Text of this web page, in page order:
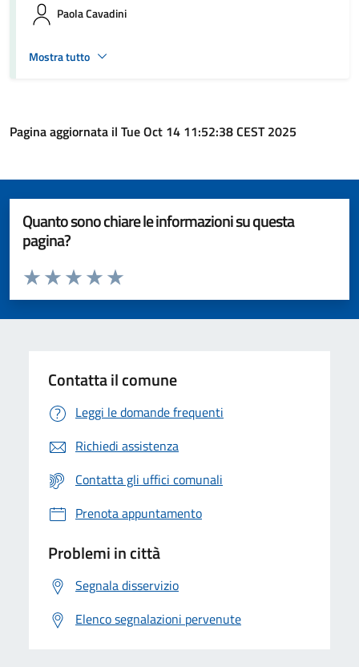
Paola Cavadini
Mostra tutto
Pagina aggiornata il Tue Oct 14 11:52:38 CEST 2025
Quanto sono chiare le informazioni su questa
pagina?
Valuta da 1 a 5 stelle la pagina
Valuta 5 stelle su 5
Valuta 4 stelle su 5
Valuta 3 stelle su 5
Valuta 2 stelle su 5
Valuta 1 stelle su 5
Contatta il comune
Leggi le domande frequenti
Richiedi assistenza
Contatta gli uffici comunali
Prenota appuntamento
Problemi in città
Segnala disservizio
Elenco segnalazioni pervenute